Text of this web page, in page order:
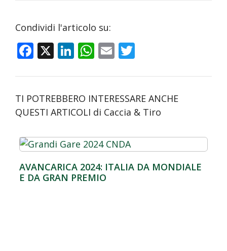
Condividi l'articolo su:
F
e
b
o
o
k
X Li
k
e
dI
n
W
at
s
A
p
p
E
ai
l
itt
er
TI POTREBBERO INTERESSARE ANCHE
QUESTI ARTICOLI di Caccia & Tiro
AVANCARICA 2024: ITALIA DA MONDIALE
E DA GRAN PREMIO